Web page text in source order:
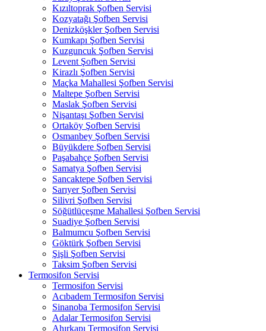
Kızıltoprak Şofben Servisi
Kozyatağı Şofben Servisi
Denizköşkler Şofben Servisi
Kumkapı Şofben Servisi
Kuzguncuk Şofben Servisi
Levent Şofben Servisi
Kirazlı Şofben Servisi
Maçka Mahallesi Şofben Servisi
Maltepe Şofben Servisi
Maslak Şofben Servisi
Nişantaşı Şofben Servisi
Ortaköy Şofben Servisi
Osmanbey Şofben Servisi
Büyükdere Şofben Servisi
Paşabahçe Şofben Servisi
Samatya Şofben Servisi
Sancaktepe Şofben Servisi
Sarıyer Şofben Servisi
Silivri Şofben Servisi
Söğütlüçeşme Mahallesi Şofben Servisi
Suadiye Şofben Servisi
Balmumcu Şofben Servisi
Göktürk Şofben Servisi
Şişli Şofben Servisi
Taksim Şofben Servisi
Termosifon Servisi
Termosifon Servisi
Acıbadem Termosifon Servisi
Sinanoba Termosifon Servisi
Adalar Termosifon Servisi
Ahırkapı Termosifon Servisi